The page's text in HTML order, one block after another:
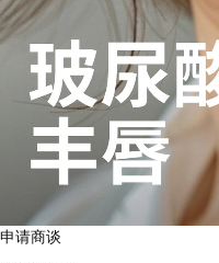
申请商谈